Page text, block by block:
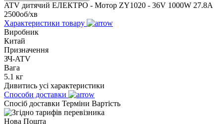
ATV дитячий ЕЛЕКТРО - Мотор ZY1020 - 36V 1000W 27.8A
2500об/хв
Характеристики товару
Виробник
Китай
Призначення
ЗЧ-ATV
Вага
5.1 кг
Дивитись усі характеристики
Способи доставки
Спосіб доставки Терміни Вартість
Нова Пошта